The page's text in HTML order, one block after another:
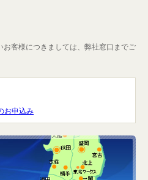
客様につきましては、弊社窓口までご
お申込み